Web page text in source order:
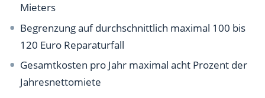
Mieters
Begrenzung auf durchschnittlich maximal 100 bis
120 Euro Reparaturfall
Gesamtkosten pro Jahr maximal acht Prozent der
Jahresnettomiete